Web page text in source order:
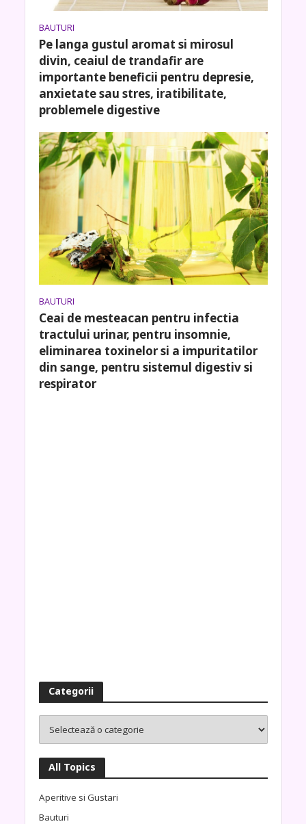
BAUTURI
Pe langa gustul aromat si mirosul
divin, ceaiul de trandafir are
importante beneficii pentru depresie,
anxietate sau stres, iratibilitate,
problemele digestive
BAUTURI
Ceai de mesteacan pentru infectia
tractului urinar, pentru insomnie,
eliminarea toxinelor si a impuritatilor
din sange, pentru sistemul digestiv si
respirator
Categorii
All Topics
Aperitive si Gustari
Bauturi